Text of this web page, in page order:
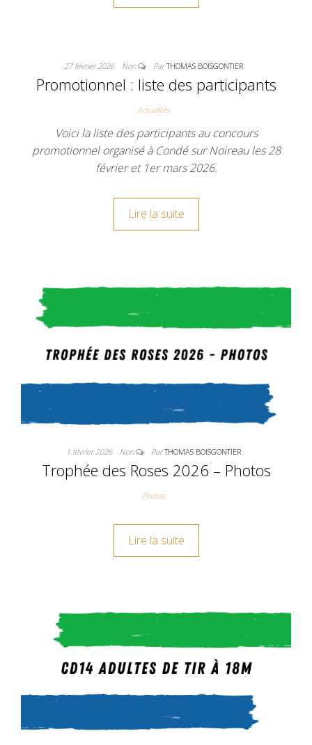
27 février 2026 Non ParTHOMAS BOISGONTIER
Promotionnel : liste des participants
Actualités
Voici la liste des participants au concours
promotionnel organisé à Condé sur Noireau les 28
février et 1er mars 2026.
Lire la suite
1 février 2026 Non ParTHOMAS BOISGONTIER
Trophée des Roses 2026 – Photos
Photos
Lire la suite